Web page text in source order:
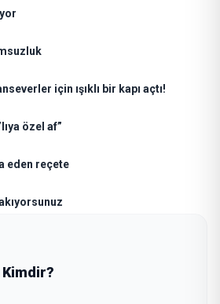
için ışıklı bir kapı açtı!
özel af”
eden reçete